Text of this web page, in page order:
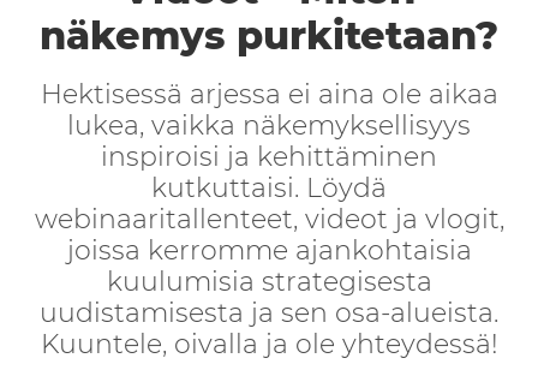
näkemys purkitetaan?
Hektisessä arjessa ei aina ole aikaa
lukea, vaikka näkemyksellisyys
inspiroisi ja kehittäminen
kutkuttaisi. Löydä
webinaaritallenteet, videot ja vlogit,
joissa kerromme ajankohtaisia
kuulumisia strategisesta
uudistamisesta ja sen osa-alueista.
Kuuntele, oivalla ja ole yhteydessä!